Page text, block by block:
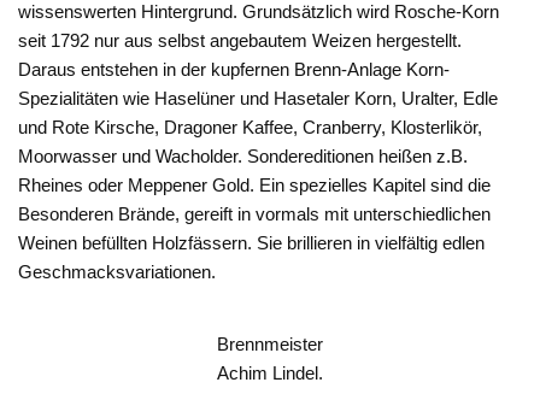
wissenswerten Hintergrund. Grundsätzlich wird Rosche-Korn
seit 1792 nur aus selbst angebautem Weizen hergestellt.
Daraus entstehen in der kupfernen Brenn-Anlage Korn-
Spezialitäten wie Haselüner und Hasetaler Korn, Uralter, Edle
und Rote Kirsche, Dragoner Kaffee, Cranberry, Klosterlikör,
Moorwasser und Wacholder. Sondereditionen heißen z.B.
Rheines oder Meppener Gold. Ein spezielles Kapitel sind die
Besonderen Brände, gereift in vormals mit unterschiedlichen
Weinen befüllten Holzfässern. Sie brillieren in vielfältig edlen
Geschmacksvariationen.
Brennmeister
Achim Lindel.